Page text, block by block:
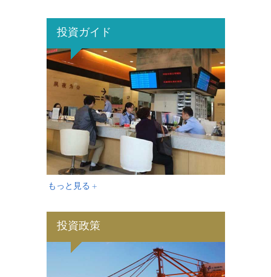
投資ガイド
もっと見る +
投資政策